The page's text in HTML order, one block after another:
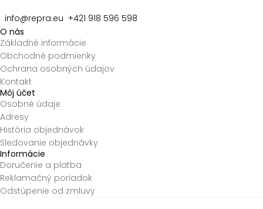
info@repra.eu +421 918 596 598
O nás
Základné informácie
Obchodné podmienky
Ochrana osobných údajov
Kontakt
Môj účet
Osobné údaje
Adresy
História objednávok
Sledovanie objednávky
Informácie
Doručenie a platba
Reklamačný poriadok
Odstúpenie od zmluvy